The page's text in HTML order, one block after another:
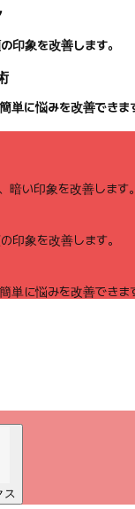
印象を改善します。
単に悩みを改善できま
暗い印象を改善します。
印象を改善します。
単に悩みを改善できま
ス